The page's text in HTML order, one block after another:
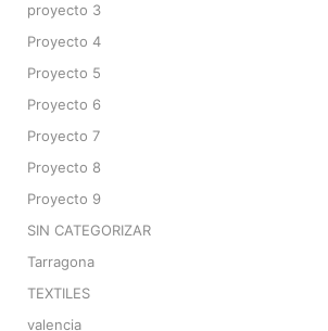
proyecto 3
Proyecto 4
Proyecto 5
Proyecto 6
Proyecto 7
Proyecto 8
Proyecto 9
SIN CATEGORIZAR
Tarragona
TEXTILES
valencia